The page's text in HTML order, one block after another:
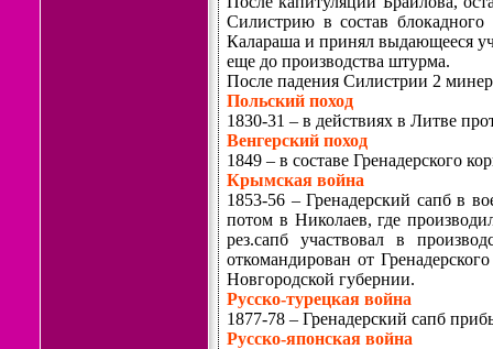
Силистрию в состав
Калараша и принял выдающееся
еще до производства штурма.
После падения Силистрии 2
Польский поход
1830-31 – в действиях в Литве
Венгерский поход
1849 – в составе Гренадерского
Крымская война
1853-56 – Гренадерский сапб в
потом в Николаев, где
рез.сапб участвовал в
откомандирован от
Новгородской губернии.
Русско-турецкая война
1877-78 – Гренадерский сапб
Русско-японская война